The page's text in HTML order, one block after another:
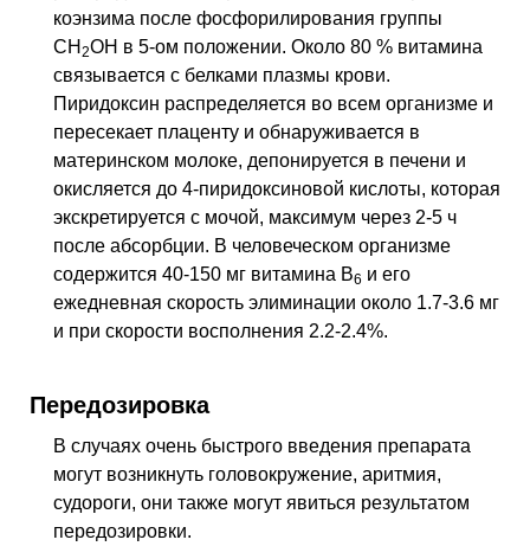
коэнзима после фосфорилирования группы
СН 2ОН в 5-ом положении. Около 80 % витамина
связывается с белками плазмы крови.
Пиридоксин распределяется во всем организме и
пересекает плаценту и обнаруживается в
материнском молоке, депонируется в печени и
окисляется до 4-пиридоксиновой кислоты, которая
экскретируется с мочой, максимум через 2-5 ч
после абсорбции. В человеческом организме
содержится 40-150 мг витамина В6 и его
ежедневная скорость элиминации около 1.7-3.6 мг
и при скорости восполнения 2.2-2.4%.
Передозировка
В случаях очень быстрого введения препарата
могут возникнуть головокружение, аритмия,
судороги, они также могут явиться результатом
передозировки.